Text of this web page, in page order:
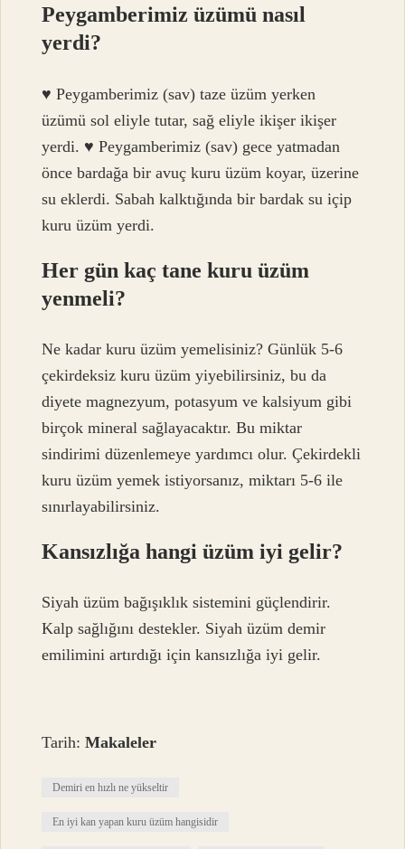
Peygamberimiz üzümü nasıl
yerdi?
♥ Peygamberimiz (sav) taze üzüm yerken
üzümü sol eliyle tutar, sağ eliyle ikişer ikişer
yerdi. ♥ Peygamberimiz (sav) gece yatmadan
önce bardağa bir avuç kuru üzüm koyar, üzerine
su eklerdi. Sabah kalktığında bir bardak su içip
kuru üzüm yerdi.
Her gün kaç tane kuru üzüm
yenmeli?
Ne kadar kuru üzüm yemelisiniz? Günlük 5-6
çekirdeksiz kuru üzüm yiyebilirsiniz, bu da
diyete magnezyum, potasyum ve kalsiyum gibi
birçok mineral sağlayacaktır. Bu miktar
sindirimi düzenlemeye yardımcı olur. Çekirdekli
kuru üzüm yemek istiyorsanız, miktarı 5-6 ile
sınırlayabilirsiniz.
Kansızlığa hangi üzüm iyi gelir?
Siyah üzüm bağışıklık sistemini güçlendirir.
Kalp sağlığını destekler. Siyah üzüm demir
emilimini artırdığı için kansızlığa iyi gelir.
Tarih:Makaleler
Demiri en hızlı ne yükseltir
En iyi kan yapan kuru üzüm hangisidir